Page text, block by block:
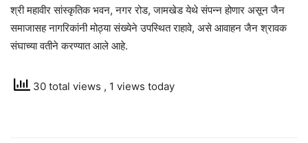
श्री महावीर सांस्कृतिक भवन, नगर रोड, जामखेड येथे संपन्न होणार असून जैन
समाजासह नागरिकांनी मोठ्या संख्येने उपस्थित राहावे, असे आवाहन जैन श्रावक
संघाच्या वतीने करण्यात आले आहे.
30 total views , 1 views today